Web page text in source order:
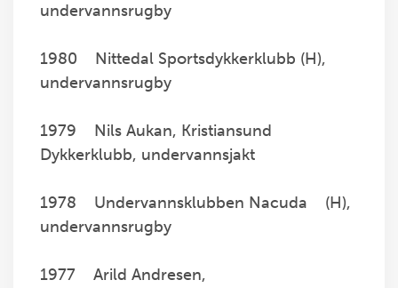
undervannsrugby
1980 Nittedal Sportsdykkerklubb (H),
undervannsrugby
1979 Nils Aukan, Kristiansund
Dykkerklubb, undervannsjakt
1978 Undervannsklubben Nacuda (H),
undervannsrugby
1977 Arild Andresen,